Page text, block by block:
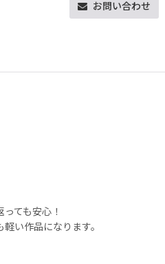
お問い合わせ
ても安心！
い作品になります。